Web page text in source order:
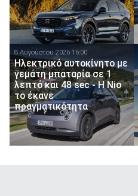
8 Αυγούστου 2026 16:00
Ηλεκτρικό αυτοκίνητο με
γεμάτη μπαταρία σε 1
λεπτό και 48 sec - Η Nio
το έκανε
πραγματικότητα